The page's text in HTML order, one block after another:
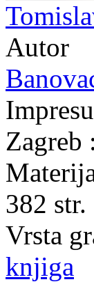
Autor
Zagreb
382
Vrsta
knjiga